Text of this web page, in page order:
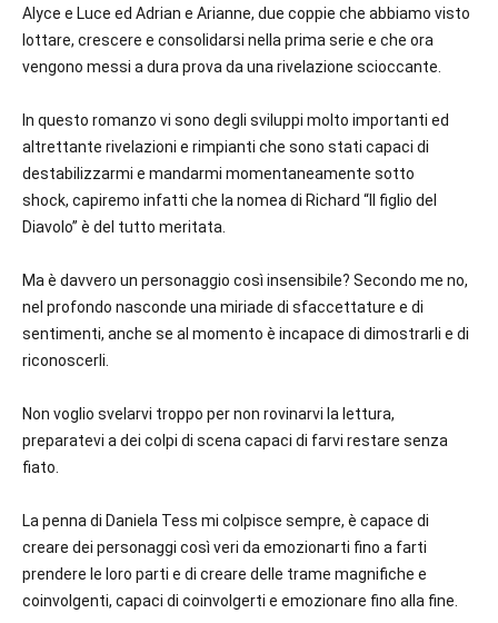
Alyce e Luce ed Adrian e Arianne, due coppie che abbiamo visto
lottare, crescere e consolidarsi nella prima serie e che ora
vengono messi a dura prova da una rivelazione scioccante.
In questo romanzo vi sono degli sviluppi molto importanti ed
altrettante rivelazioni e rimpianti che sono stati capaci di
destabilizzarmi e mandarmi momentaneamente sotto
shock, capiremo infatti che la nomea di Richard “Il figlio del
Diavolo” è del tutto meritata.
Ma è davvero un personaggio così insensibile? Secondo me no,
nel profondo nasconde una miriade di sfaccettature e di
sentimenti, anche se al momento è incapace di dimostrarli e di
riconoscerli.
Non voglio svelarvi troppo per non rovinarvi la lettura,
preparatevi a dei colpi di scena capaci di farvi restare senza
fiato.
La penna di Daniela Tess mi colpisce sempre, è capace di
creare dei personaggi così veri da emozionarti fino a farti
prendere le loro parti e di creare delle trame magnifiche e
coinvolgenti, capaci di coinvolgerti e emozionare fino alla fine.